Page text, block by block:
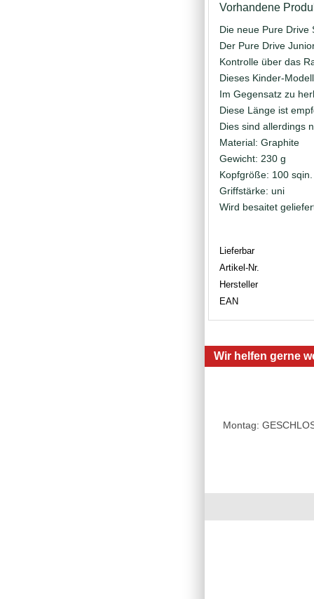
Vorhandene
Die neue Pure Drive
Der Pure Drive
Kontrolle über das
Dieses Kinder-
Im Gegensatz zu
Diese Länge ist
Dies sind allerdings
Material: Graphite
Gewicht: 230 g
Kopfgröße: 100 sqin.
Griffstärke: uni
Wird besaitet
Lieferbar
Artikel-Nr.
Hersteller
EAN
Wir helfen gerne
Montag: